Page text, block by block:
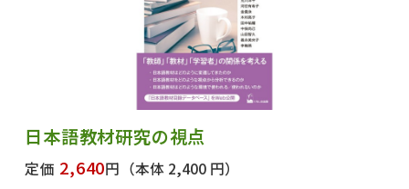
日本語教材研究の視点
定価 2,640円 （本体 2,400 円）